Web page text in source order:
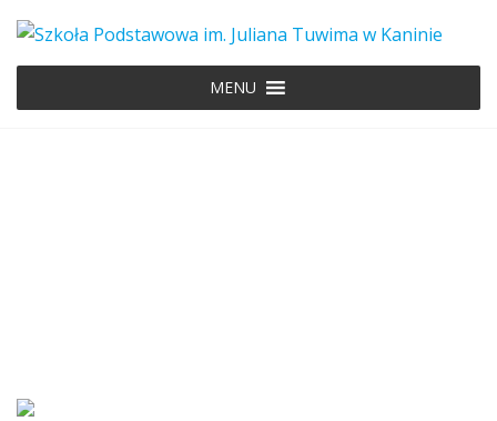
MENU